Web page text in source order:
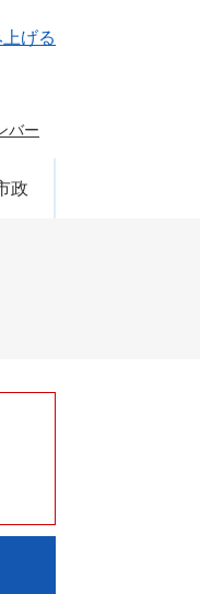
げる
バー
政